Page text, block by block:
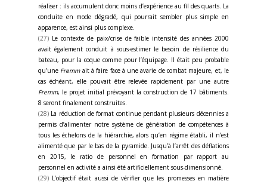
réaliser : ils accumulent donc moins d’expérience au fil des quarts. La
conduite en mode dégradé, qui pourrait sembler plus simple en
apparence, est ainsi plus complexe.
(27) Le contexte de paix/crise de faible intensité des années 2000
avait également conduit à sous-estimer le besoin de résilience du
bateau, pour la coque comme pour l’équipage. Il était peu probable
qu’une Fremmait à faire face à une avarie de combat majeure, et, le
cas échéant, elle pouvait être relevée rapidement par une autre
Fremm, le projet initial prévoyant la construction de 17 bâtiments.
8 seront finalement construites.
(28) La réduction de format continue pendant plusieurs décennies a
permis d’alimenter notre système de génération de compétences à
tous les échelons de la hiérarchie, alors qu’en régime établi, il n’est
alimenté que par le bas de la pyramide. Jusqu’à l’arrêt des déflations
en 2015, le ratio de personnel en formation par rapport au
personnel en activité a ainsi été artificiellement sous-dimensionné.
(29) L’objectif était aussi de vérifier que les promesses en matière